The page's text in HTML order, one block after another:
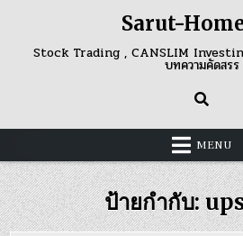
content
Sarut-
Stock Trading , CANSLIM
บทความคัดสรร
MENU
ป้ายกำกับ: